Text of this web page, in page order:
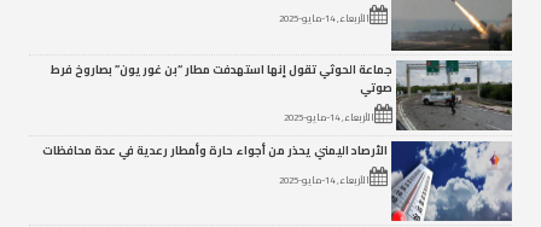
الأربعاء, 14-مايو-2025
جماعة الحوثي تقول إنها استهدفت مطار “بن غوريون” بصاروخ فرط
صوتي
الأربعاء, 14-مايو-2025
الأرصاد اليمني يحذر من أجواء حارة وأمطار رعدية في عدة محافظات
الأربعاء, 14-مايو-2025